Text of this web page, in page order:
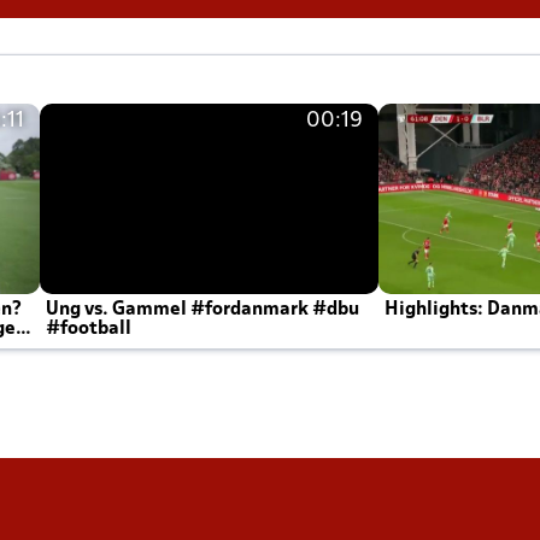
00:19
Ung vs. Gammel #fordanmark #dbu
#football
Highlights: